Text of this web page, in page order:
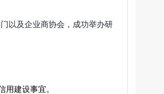
以及企业商协会，成功举办研
用建设事宜。